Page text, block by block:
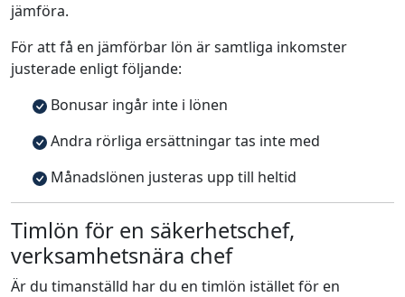
jämföra.
För att få en jämförbar lön är samtliga inkomster
justerade enligt följande:
Bonusar ingår inte i lönen
Andra rörliga ersättningar tas inte med
Månadslönen justeras upp till heltid
Timlön för en säkerhetschef,
verksamhetsnära chef
Är du timanställd har du en timlön istället för en